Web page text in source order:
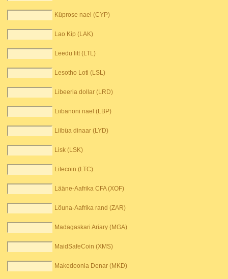
Küprose nael (CYP)
Lao Kip (LAK)
Leedu litt (LTL)
Lesotho Loti (LSL)
Libeeria dollar (LRD)
Liibanoni nael (LBP)
Liibüa dinaar (LYD)
Lisk (LSK)
Litecoin (LTC)
Lääne-Aafrika CFA (XOF)
Lõuna-Aafrika rand (ZAR)
Madagaskari Ariary (MGA)
MaidSafeCoin (XMS)
Makedoonia Denar (MKD)